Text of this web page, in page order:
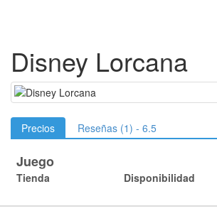
Disney Lorcana
Precios Reseñas (1) - 6.5
Juego
Tienda Disponibilidad